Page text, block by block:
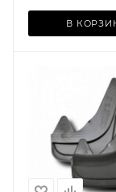
В
AIRLINE
Базовая
шт